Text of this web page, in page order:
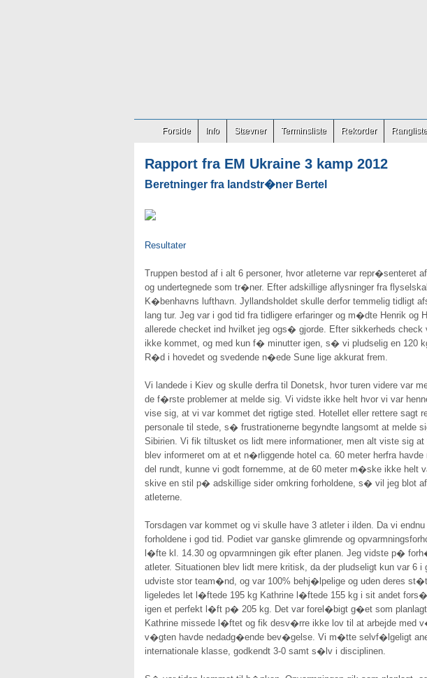
Forside Info Stævner Terminsliste Rekorder
Rapport fra EM Ukraine 3 kamp 2012
Beretninger fra landstr�ner Bertel
Resultater
Truppen bestod af i alt 6 personer, hvor atleterne var repr�senteret
og undertegnede som tr�ner. Efter adskillige aflysninger fra
K�benhavns lufthavn. Jyllandsholdet skulle derfor temmelig tidligt
lang tur. Jeg var i god tid fra tidligere erfaringer og m�dte Henrik
allerede checket ind hvilket jeg ogs� gjorde. Efter sikkerheds check
ikke kommet, og med kun f� minutter igen, s� vi pludselig en 120
R�d i hovedet og svedende n�ede Sune lige akkurat frem.
Vi landede i Kiev og skulle derfra til Donetsk, hvor turen videre var
de f�rste problemer at melde sig. Vi vidste ikke helt hvor vi var
vise sig, at vi var kommet det rigtige sted. Hotellet eller rettere
personale til stede, s� frustrationerne begyndte langsomt at melde
Sibirien. Vi fik tiltusket os lidt mere informationer, men alt viste sig
blev informeret om at et n�rliggende hotel ca. 60 meter herfra
del rundt, kunne vi godt fornemme, at de 60 meter m�ske ikke
skive en stil p� adskillige sider omkring forholdene, s� vil jeg blot
atleterne.
Torsdagen var kommet og vi skulle have 3 atleter i ilden. Da vi
forholdene i god tid. Podiet var ganske glimrende og
l�fte kl. 14.30 og opvarmningen gik efter planen. Jeg vidste p�
atleter. Situationen blev lidt mere kritisk, da der pludseligt kun var
udviste stor team�nd, og var 100% behj�lpelige og uden deres
ligeledes let l�ftede 195 kg Kathrine l�ftede 155 kg i sit andet
igen et perfekt l�ft p� 205 kg. Det var forel�bigt g�et som
Kathrine missede l�ftet og fik desv�rre ikke lov til at arbejde med
v�gten havde nedadg�ende bev�gelse. Vi m�tte selvf�lgeligt
internationale klasse, godkendt 3-0 samt s�lv i disciplinen.